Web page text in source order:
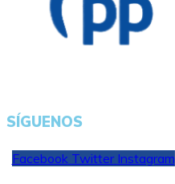
SÍGUENOS
Facebook Twitter Instagram